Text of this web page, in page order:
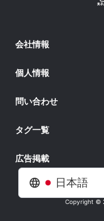
日本語
会社情報
個人情報
問い合わせ
タグ一覧
広告掲載
Copyright ©